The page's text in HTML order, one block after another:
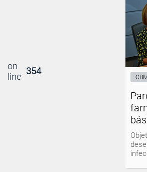
on
line 354